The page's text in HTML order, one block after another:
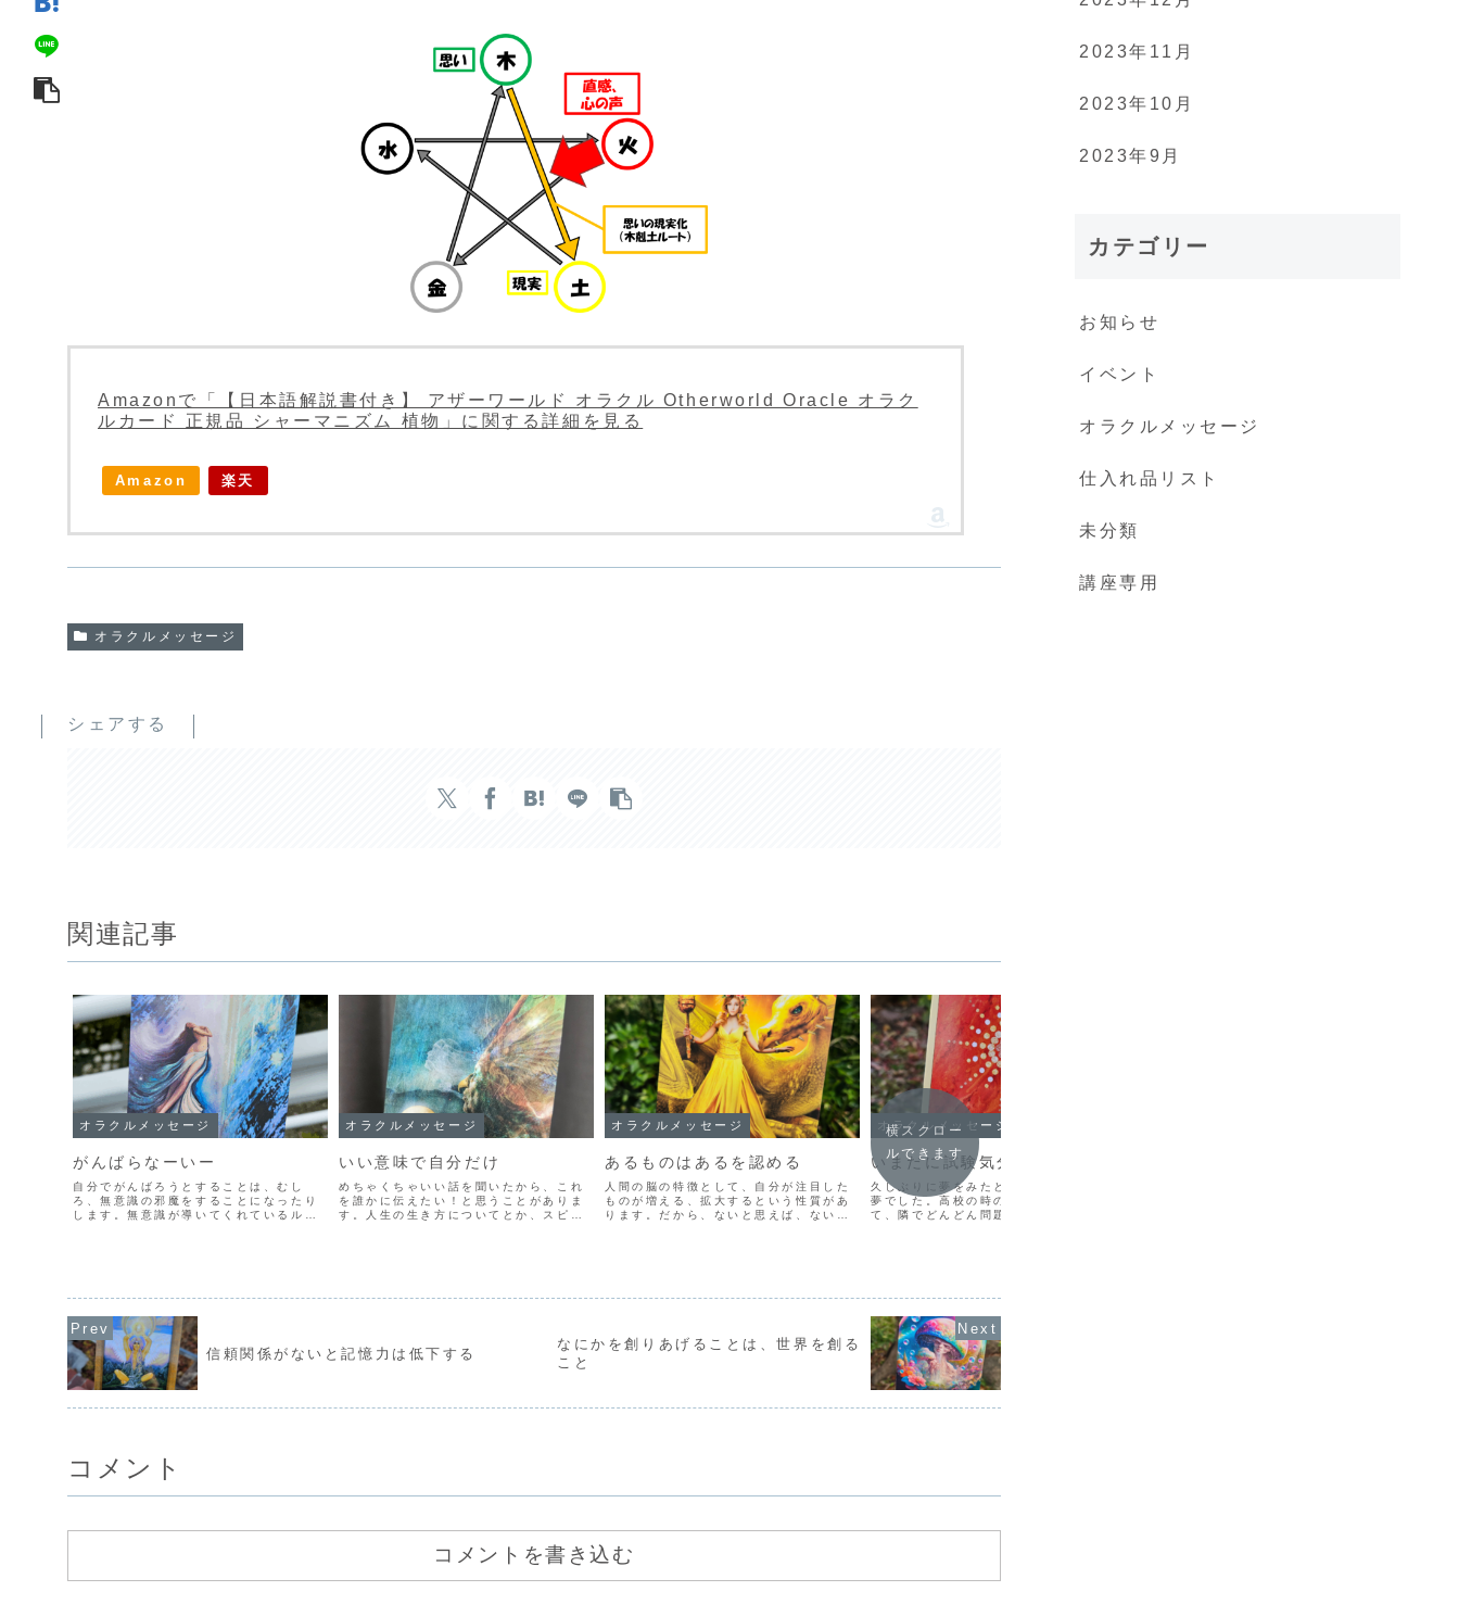
Amazonで「【日本語解説書付き】 アザーワールド オラクル Otherworld Oracle オラク
ルカード 正規品 シャーマニズム 植物」に関する詳細を見る
Amazon 楽天
オラクルメッセージ
シェアする
関連記事
オラクルメッセージ
がんばらなーいー
自分でがんばろうとすることは、むし
ろ、無意識の邪魔をすることになったり
します。無意識が導いてくれているルー
オラクルメッセージ
いい意味で自分だけ
めちゃくちゃいい話を聞いたから、これ
を誰かに伝えたい！と思うことがありま
す。人生の生き方についてとか、スピリ
オラクルメッセージ
あるものはあるを認める
人間の脳の特徴として、自分が注目した
ものが増える、拡大するという性質があ
ります。だから、ないと思えば、ないと
オラクルメッセージ
いまだに試験気分
久しぶりに夢をみたと思ったら、試験の
夢でした。高校の時の同級生が横にい
て、隣でどんどん問題を解いています。
横スクロー
ルできます
信頼関係がないと記憶力は低下する
なにかを創りあげることは、世界を創る
こと
コメント
コメントを書き込む
2023年11月
2023年10月
2023年9月
カテゴリー
お知らせ
イベント
オラクルメッセージ
仕入れ品リスト
未分類
講座専用